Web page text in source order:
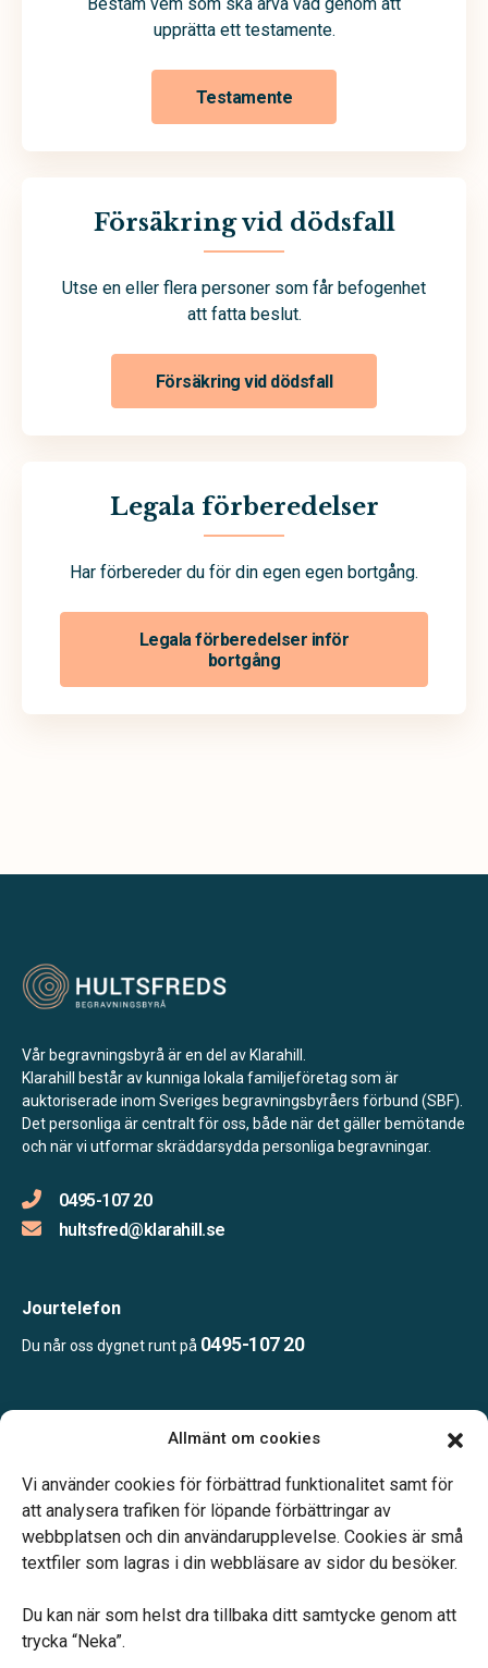
Allmänt om cookies
Vi använder cookies för förbättrad funktionalitet samt för
att analysera trafiken för löpande förbättringar av
webbplatsen och din användarupplevelse. Cookies är små
textfiler som lagras i din webbläsare av sidor du besöker.
Du kan när som helst dra tillbaka ditt samtycke genom att
trycka “Neka”.
upprätta ett testamente.
Testamente
Försäkring vid dödsfall
Utse en eller flera personer som får befogenhet
att fatta beslut.
Försäkring vid dödsfall
Legala förberedelser
Har förbereder du för din egen egen bortgång.
Legala förberedelser inför
bortgång
Vår begravningsbyrå är en del av Klarahill.
Klarahill består av kunniga lokala familjeföretag som är
auktoriserade inom Sveriges begravningsbyråers förbund (SBF).
Det personliga är centralt för oss, både när det gäller bemötande
och när vi utformar skräddarsydda personliga begravningar.
0495-107 20
hultsfred@klarahill.se
Jourtelefon
Du når oss dygnet runt på 0495-107 20
Telefonjour dygnet runt.
Vårt systerbolag Verahill hjälper dig med familjejuridiken –